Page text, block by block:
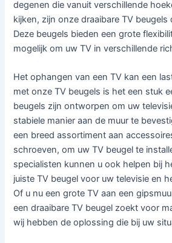
degenen die vanuit verschillende
kijken, zijn onze draaibare TV beugels
Deze beugels bieden een grote
mogelijk om uw TV in verschillende
Het ophangen van een TV kan een
met onze TV beugels is het een stuk
beugels zijn ontworpen om uw
stabiele manier aan de muur te
een breed assortiment aan
schroeven, om uw TV beugel te
specialisten kunnen u ook helpen bij
juiste TV beugel voor uw televisie en
Of u nu een grote TV aan een
een draaibare TV beugel zoekt voor
wij hebben de oplossing die bij uw